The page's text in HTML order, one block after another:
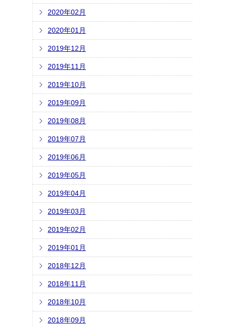
2020年02月
2020年01月
2019年12月
2019年11月
2019年10月
2019年09月
2019年08月
2019年07月
2019年06月
2019年05月
2019年04月
2019年03月
2019年02月
2019年01月
2018年12月
2018年11月
2018年10月
2018年09月